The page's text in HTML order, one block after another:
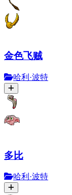
金色飞贼
哈利·波特
多比
哈利·波特